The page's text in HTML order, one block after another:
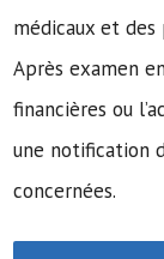
médicaux et des
Après examen
financières ou
une notification
concernées.